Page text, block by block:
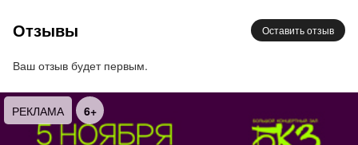
драматического театра Валерий Махнин, Павел
Федотов,Мария Пирогова
16+
Длительность спектакля: 2 ч 20 мин. С
антрактом.
Отзывы Оставить отзыв
Ваш отзыв будет первым.
РЕКЛАМА 6+